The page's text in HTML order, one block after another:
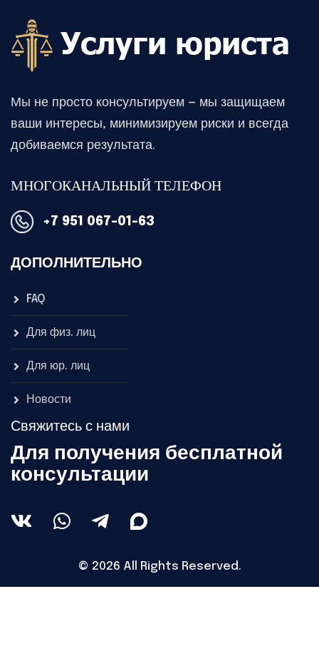
Мы не просто консультируем — мы защищаем
ваши интересы, минимизируем риски и всегда
добиваемся результата.
МНОГОКАНАЛЬНЫЙ ТЕЛЕФОН
+7 951 067-01-63
ДОПОЛНИТЕЛЬНО
FAQ
Для физ. лиц
Для юр. лиц
Новости
Свяжитесь с нами
Для получения бесплатной
консультации
© 2026 All Rights Reserved.